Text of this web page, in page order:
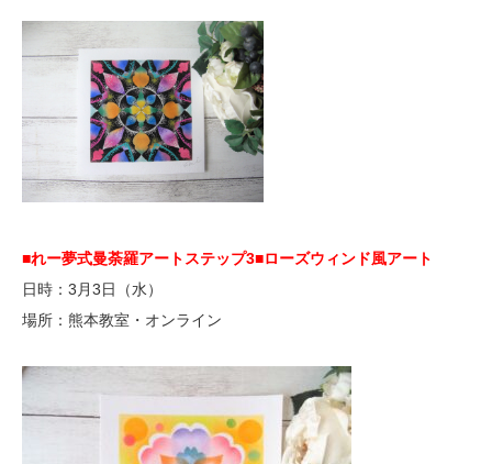
■れー夢式曼荼羅アートステップ3■ローズウィンド風アート
日時：3月3日（水）
場所：熊本教室・オンライン